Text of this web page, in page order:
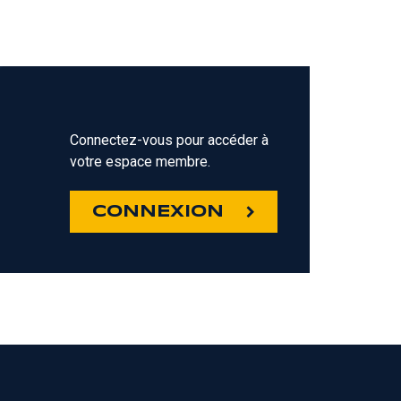
Connectez-vous pour accéder à
votre espace membre.
CONNEXION